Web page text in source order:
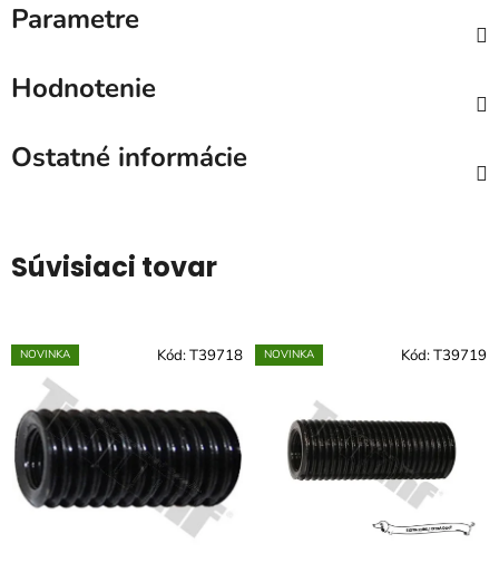
Parametre
Hodnotenie
Ostatné informácie
Súvisiaci tovar
NOVINKA Kód:T39718 NOVINKA Kód:T39719